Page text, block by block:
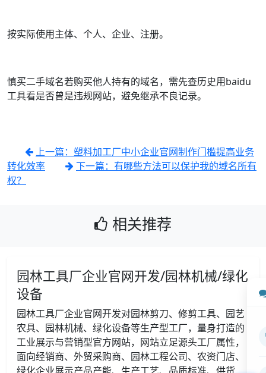
按实际使用主体、个人、企业、注册。
慎买二手域名若购买他人持有的域名，需先查历史用baidu
工具看是否曾是违规网站，避免继承不良记录。
上一篇：塑料加工厂中小企业官网制作门槛提高业务
转化效率
下一篇：有哪些方法可以保护我的域名所有
权？
相关推荐
园林工具厂企业官网开发/园林机械/绿化
设备
园林工具厂企业官网开发对园林剪刀、修剪工具、园艺
农具、园林机械、绿化设备等生产型工厂，量身打造的
工业展示与营销型官方网站，网站立足源头工厂属性，
面向经销商、外贸采购商、园林工程公司、农资门店、